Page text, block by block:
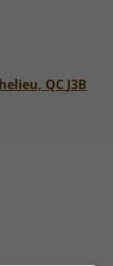
QC J3B